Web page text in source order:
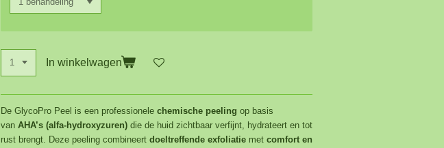
In winkelwagen
De GlycoPro Peel is een professionele chemische peeling op basis
van AHA’s (alfa-hydroxyzuren) die de huid zichtbaar verfijnt, hydrateert en tot
rust brengt. Deze peeling combineert doeltreffende exfoliatie met comfort en